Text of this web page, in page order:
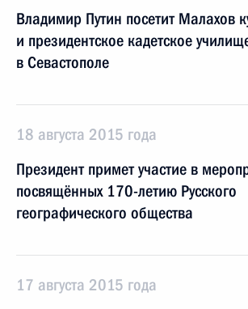
Владимир Путин посетит Малахов
и президентское кадетское
в Севастополе
18 августа 2015 года
Президент примет участие в
посвящённых 170-летию Русского
географического общества
17 августа 2015 года